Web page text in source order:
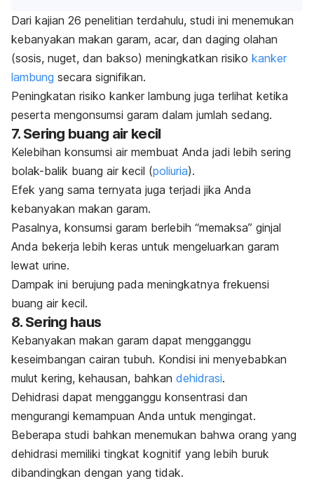
Dari kajian 26 penelitian terdahulu, studi ini menemukan
kebanyakan makan garam, acar, dan daging olahan
(sosis, nuget, dan bakso) meningkatkan risiko kanker
lambung secara signifikan.
Peningkatan risiko kanker lambung juga terlihat ketika
peserta mengonsumsi garam dalam jumlah sedang.
7. Sering buang air kecil
Kelebihan konsumsi air membuat Anda jadi lebih sering
bolak-balik buang air kecil (poliuria).
Efek yang sama ternyata juga terjadi jika Anda
kebanyakan makan garam.
Pasalnya, konsumsi garam berlebih “memaksa” ginjal
Anda bekerja lebih keras untuk mengeluarkan garam
lewat urine.
Dampak ini berujung pada meningkatnya frekuensi
buang air kecil.
8. Sering haus
Kebanyakan makan garam dapat mengganggu
keseimbangan cairan tubuh. Kondisi ini menyebabkan
mulut kering, kehausan, bahkan dehidrasi.
Dehidrasi dapat mengganggu konsentrasi dan
mengurangi kemampuan Anda untuk mengingat.
Beberapa studi bahkan menemukan bahwa orang yang
dehidrasi memiliki tingkat kognitif yang lebih buruk
dibandingkan dengan yang tidak.